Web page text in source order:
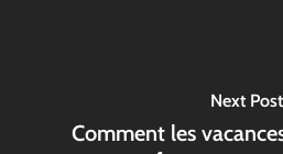
Next Post
Comment les